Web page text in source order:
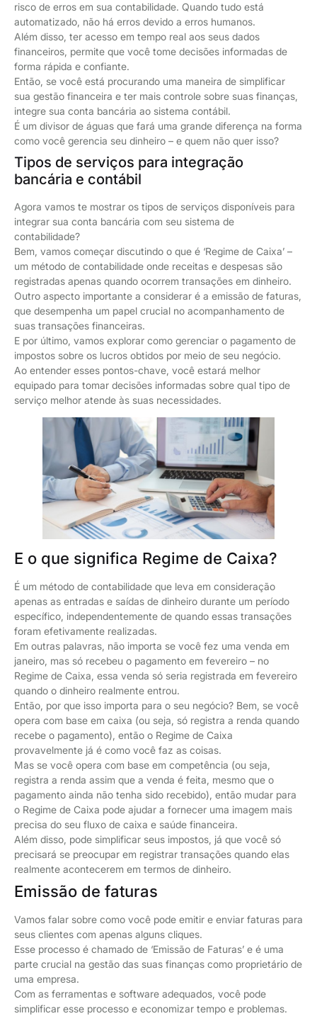
risco de erros em sua contabilidade. Quando tudo está
automatizado, não há erros devido a erros humanos.
Além disso, ter acesso em tempo real aos seus dados
financeiros, permite que você tome decisões informadas de
forma rápida e confiante.
Então, se você está procurando uma maneira de simplificar
sua gestão financeira e ter mais controle sobre suas finanças,
integre sua conta bancária ao sistema contábil.
É um divisor de águas que fará uma grande diferença na forma
como você gerencia seu dinheiro – e quem não quer isso?
Tipos de serviços para integração
bancária e contábil
Agora vamos te mostrar os tipos de serviços disponíveis para
integrar sua conta bancária com seu sistema de
contabilidade?
Bem, vamos começar discutindo o que é ‘Regime de Caixa’ –
um método de contabilidade onde receitas e despesas são
registradas apenas quando ocorrem transações em dinheiro.
Outro aspecto importante a considerar é a emissão de faturas,
que desempenha um papel crucial no acompanhamento de
suas transações financeiras.
E por último, vamos explorar como gerenciar o pagamento de
impostos sobre os lucros obtidos por meio de seu negócio.
Ao entender esses pontos-chave, você estará melhor
equipado para tomar decisões informadas sobre qual tipo de
serviço melhor atende às suas necessidades.
E o que significa Regime de Caixa?
É um método de contabilidade que leva em consideração
apenas as entradas e saídas de dinheiro durante um período
específico, independentemente de quando essas transações
foram efetivamente realizadas.
Em outras palavras, não importa se você fez uma venda em
janeiro, mas só recebeu o pagamento em fevereiro – no
Regime de Caixa, essa venda só seria registrada em fevereiro
quando o dinheiro realmente entrou.
Então, por que isso importa para o seu negócio? Bem, se você
opera com base em caixa (ou seja, só registra a renda quando
recebe o pagamento), então o Regime de Caixa
provavelmente já é como você faz as coisas.
Mas se você opera com base em competência (ou seja,
registra a renda assim que a venda é feita, mesmo que o
pagamento ainda não tenha sido recebido), então mudar para
o Regime de Caixa pode ajudar a fornecer uma imagem mais
precisa do seu fluxo de caixa e saúde financeira.
Além disso, pode simplificar seus impostos, já que você só
precisará se preocupar em registrar transações quando elas
realmente acontecerem em termos de dinheiro.
Emissão de faturas
Vamos falar sobre como você pode emitir e enviar faturas para
seus clientes com apenas alguns cliques.
Esse processo é chamado de ‘Emissão de Faturas’ e é uma
parte crucial na gestão das suas finanças como proprietário de
uma empresa.
Com as ferramentas e software adequados, você pode
simplificar esse processo e economizar tempo e problemas.